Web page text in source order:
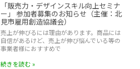
「販売力・デザインスキル向上セミナ
ー」 参加者募集のお知らせ（主催：北
見市雇用創造協議会）
売上が伸びるには理由があります。商品には
自信があるけど、売上が伸び悩んでいる等の
事業者様におすすめで
続きを読む »